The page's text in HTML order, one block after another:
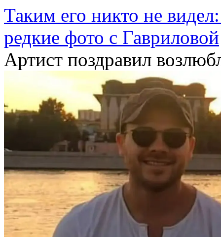
Таким его никто не
редкие фото с Гавриловой
Артист поздравил